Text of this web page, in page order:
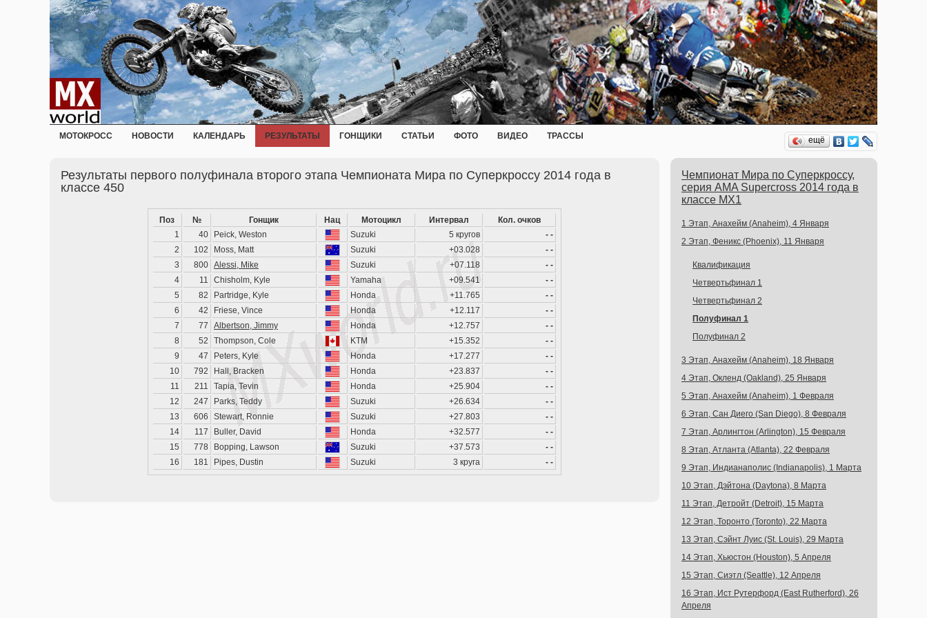
МОТОКРОСС НОВОСТИ КАЛЕНДАРЬ РЕЗУЛЬТАТЫ ГОНЩИКИ СТАТЬИ ФОТО ВИДЕО ТРАССЫ ещё
Результаты первого полуфинала второго этапа Чемпионата Мира по Суперкроссу 2014 года в
классе 450
Поз № Гонщик Нац Мотоцикл Интервал
Кол. очков
1
40 Peick, Weston Suzuki 5 кругов
- -
2
102 Moss, Matt Suzuki +03.028
- -
3
800 Alessi, Mike Suzuki +07.118
- -
4
11 Chisholm, Kyle Yamaha +09.541
- -
5
82 Partridge, Kyle Honda +11.765
- -
6
42 Friese, Vince Honda +12.117
- -
7
77 Albertson, Jimmy Honda +12.757
- -
8
52 Thompson, Cole KTM +15.352
- -
9
47 Peters, Kyle Honda +17.277
- -
10
792 Hall, Bracken Honda +23.837
- -
11
211 Tapia, Tevin Honda +25.904
- -
12
247 Parks, Teddy Suzuki +26.634
- -
13
606 Stewart, Ronnie Suzuki +27.803
- -
14
117 Buller, David Honda +32.577
- -
15
778 Bopping, Lawson Suzuki +37.573
- -
16
181 Pipes, Dustin Suzuki 3 круга - -
Чемпионат Мира по Суперкроссу,
серия AMA Supercross 2014 года в
классе MX1
1 Этап, Анахейм (Anaheim), 4 Января
2 Этап, Феникс (Phoenix), 11 Января
Квалификация
Четвертьфинал 1
Четвертьфинал 2
Полуфинал 1
Полуфинал 2
3 Этап, Анахейм (Anaheim), 18 Января
4 Этап, Окленд (Oakland), 25 Января
5 Этап, Анахейм (Anaheim), 1 Февраля
6 Этап, Сан Диего (San Diego), 8 Февраля
7 Этап, Арлингтон (Arlington), 15 Февраля
8 Этап, Атланта (Atlanta), 22 Февраля
9 Этап, Индианаполис (Indianapolis), 1 Марта
10 Этап, Дэйтона (Daytona), 8 Марта
11 Этап, Детройт (Detroit), 15 Марта
12 Этап, Торонто (Toronto), 22 Марта
13 Этап, Сэйнт Луис (St. Louis), 29 Марта
14 Этап, Хьюстон (Houston), 5 Апреля
15 Этап, Сиэтл (Seattle), 12 Апреля
16 Этап, Ист Рутерфорд (East Rutherford), 26
Апреля